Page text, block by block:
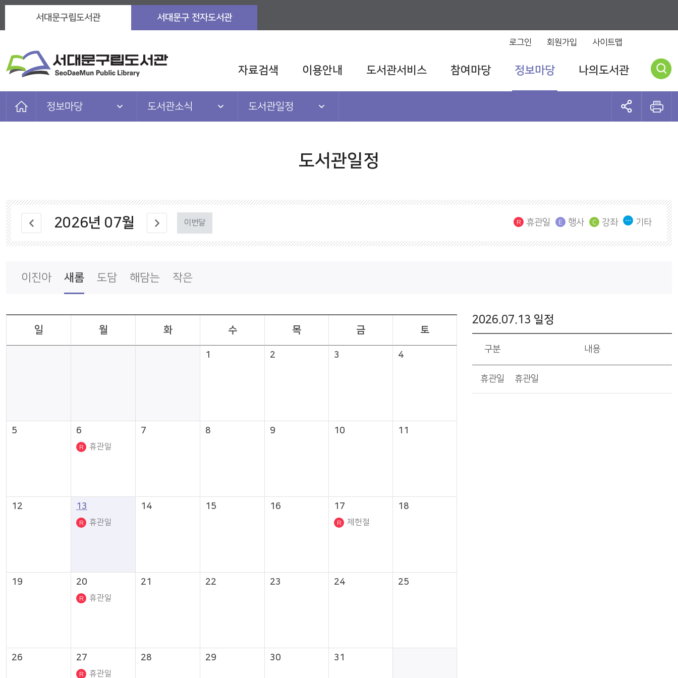
서대문구립도서관 서대문구 전자도서관
로그인 회원가입 사이트맵
자료검색 이용안내 도서관서비스 참여마당 정보마당 나의도서관
정보마당
참여마당
정보마당
나의도서관
도서관소식
마을 아카이브
관련 사이트
도서관일정
발간자료
도서관일정
2026년 07월 이번달 휴관일 행사 강좌 기타
이진아 새롬 도담 해담는 작은
일 월 화 수 목 금 토
1 2 3 4
5 6
휴관일
7 8 9 10 11
12 13
휴관일
14 15 16 17
제헌절
18
19 20
휴관일
21 22 23 24 25
26 27
휴관일
28 29 30 31
2026.07.13 일정
구분 내용
휴관일 휴관일